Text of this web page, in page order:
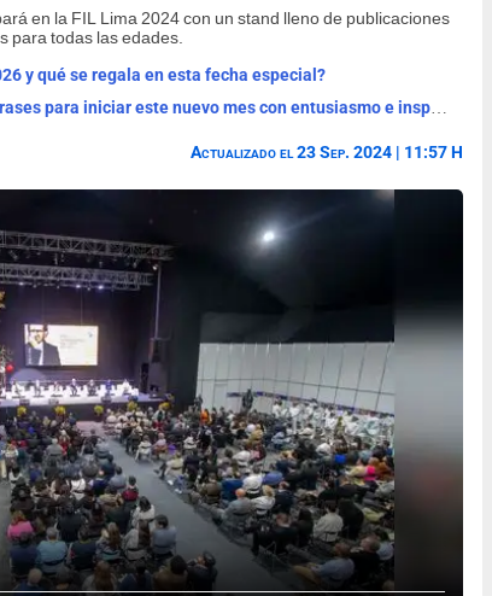
en la FIL Lima 2024 con un stand lleno de publicaciones
para todas las edades.
y qué se regala en esta fecha especial?
¡Bienvenido, agosto 2026! Las mejores frases para iniciar este nuevo mes con entusiasmo e inspiración
Actualizado el 23 Sep. 2024 | 11:57 H